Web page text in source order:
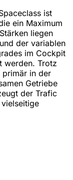
ist
ein Maximum
liegen
der variablen
im Cockpit
werden. Trotz
primär in der
Getriebe
der Trafic